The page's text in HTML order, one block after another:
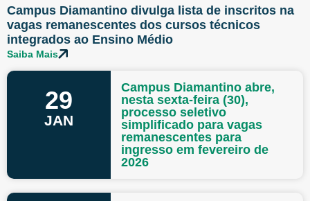
Campus Diamantino divulga lista de inscritos na
vagas remanescentes dos cursos técnicos
integrados ao Ensino Médio
Saiba Mais
29
JAN
Campus Diamantino abre,
nesta sexta-feira (30),
processo seletivo
simplificado para vagas
remanescentes para
ingresso em fevereiro de
2026